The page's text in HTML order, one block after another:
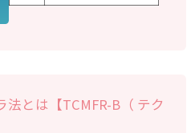
とは【TCMFR-B（ テク